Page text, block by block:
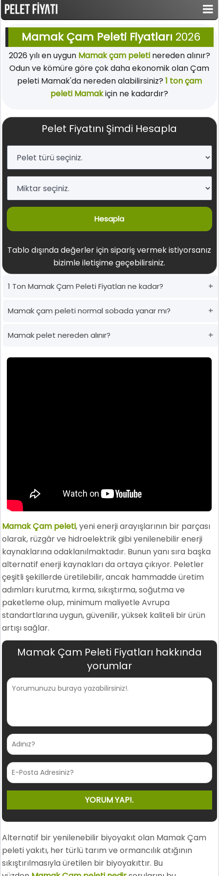
Mamak Çam Peleti Fiyatları 2026
2026 yılı en uygun Mamak çam peletinereden alınır?
Odun ve kömüre göre çok daha ekonomik olan Çam
peleti Mamak'da nereden alabilirsiniz? 1 ton çam
peleti Mamakiçin ne kadardır?
Pelet Fiyatını Şimdi Hesapla
Hesapla
Tablo dışında değerler için sipariş vermek istiyorsanız
bizimle iletişime geçebilirsiniz.
1 Ton Mamak Çam Peleti Fiyatları ne kadar?
Mamak çam peleti normal sobada yanar mı?
Mamak pelet nereden alınır?
Mamak Çam peleti, yeni enerji arayışlarının bir parçası
olarak, rüzgâr ve hidroelektrik gibi yenilenebilir enerji
kaynaklarına odaklanılmaktadır. Bunun yanı sıra başka
alternatif enerji kaynakları da ortaya çıkıyor. Peletler
çeşitli şekillerde üretilebilir, ancak hammadde üretim
adımları kurutma, kırma, sıkıştırma, soğutma ve
paketleme olup, minimum maliyetle Avrupa
standartlarına uygun, güvenilir, yüksek kaliteli bir ürün
artışı sağlar.
Mamak Çam Peleti Fiyatları hakkında
yorumlar
Alternatif bir yenilenebilir biyoyakıt olan Mamak Çam
peleti yakıtı, her türlü tarım ve ormancılık atığının
sıkıştırılmasıyla üretilen bir biyoyakıttır. Bu